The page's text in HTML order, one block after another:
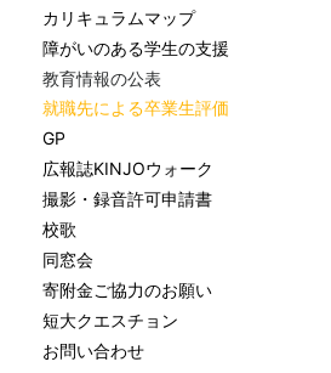
カリキュラムマップ
障がいのある学生の支援
教育情報の公表
就職先による卒業生評価
GP
広報誌KINJOウォーク
撮影・録音許可申請書
校歌
同窓会
寄附金ご協力のお願い
短大クエスチョン
お問い合わせ